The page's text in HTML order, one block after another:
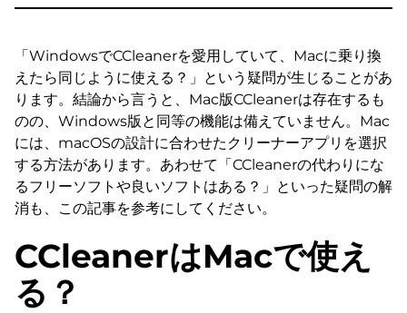
「WindowsでCCleanerを愛用していて、Macに乗り換
えたら同じように使える？」という疑問が生じることがあ
ります。結論から言うと、Mac版CCleanerは存在するも
のの、Windows版と同等の機能は備えていません。Mac
には、macOSの設計に合わせたクリーナーアプリを選択
する方法があります。あわせて「CCleanerの代わりにな
るフリーソフトや良いソフトはある？」といった疑問の解
消も、この記事を参考にしてください。
CCleanerはMacで使え
る？